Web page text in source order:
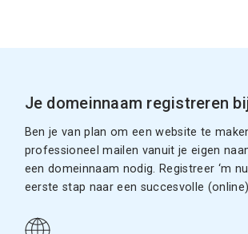
Je domeinnaam registreren
Ben je van plan om een website te
professioneel mailen vanuit je eigen
een domeinnaam nodig. Registreer ‘m
eerste stap naar een succesvolle